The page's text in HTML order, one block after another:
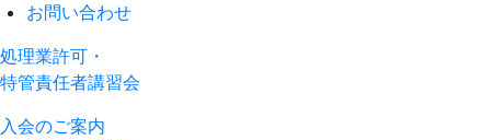
お問い合わせ
処理業許可・
特管責任者講習会
入会のご案内